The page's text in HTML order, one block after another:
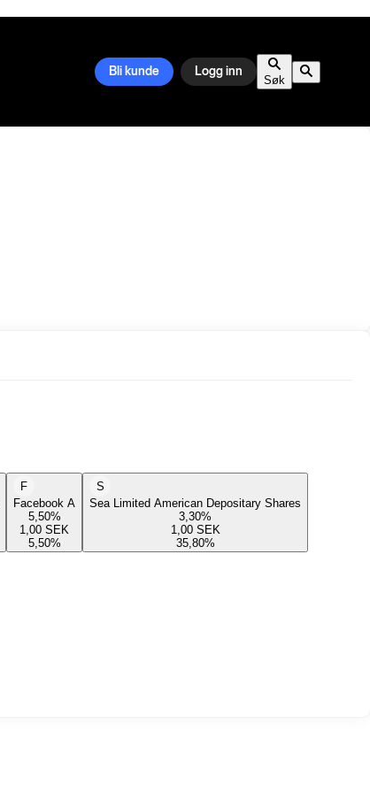
Bli kunde Logg inn
Søk
F
Facebook A
5,50%
1,00 SEK
5,50%
S
Sea Limited American Depositary Shares
3,30%
1,00 SEK
35,80%